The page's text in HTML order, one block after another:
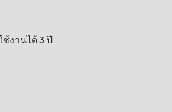
ช้งานได้ 3 ปี